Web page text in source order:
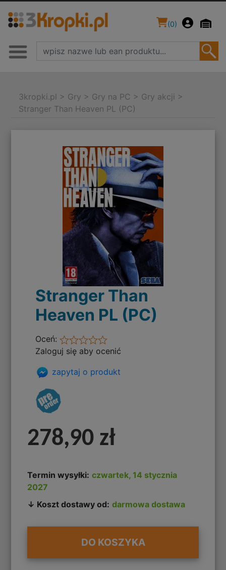
(0)
3kropki.pl > Gry > Gry na PC > Gry akcji >
Stranger Than Heaven PL (PC)
Stranger Than
Heaven PL (PC)
Oceń:
Zaloguj się aby ocenić
zapytaj o produkt
278,90 zł
Termin wysyłki: czwartek, 14 stycznia
2027
↓ Koszt dostawy od: darmowa dostawa
DO KOSZYKA